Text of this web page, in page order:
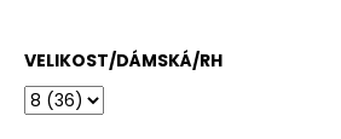
VELIKOST/DÁMSKÁ/RH